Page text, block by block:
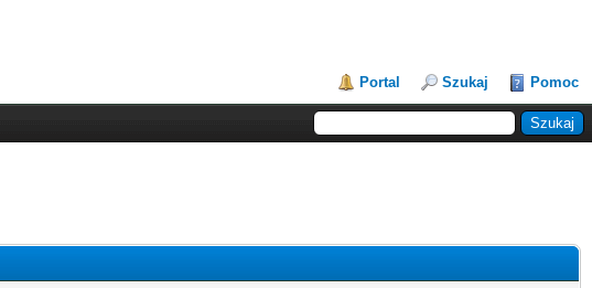
Portal Szukaj Pomoc